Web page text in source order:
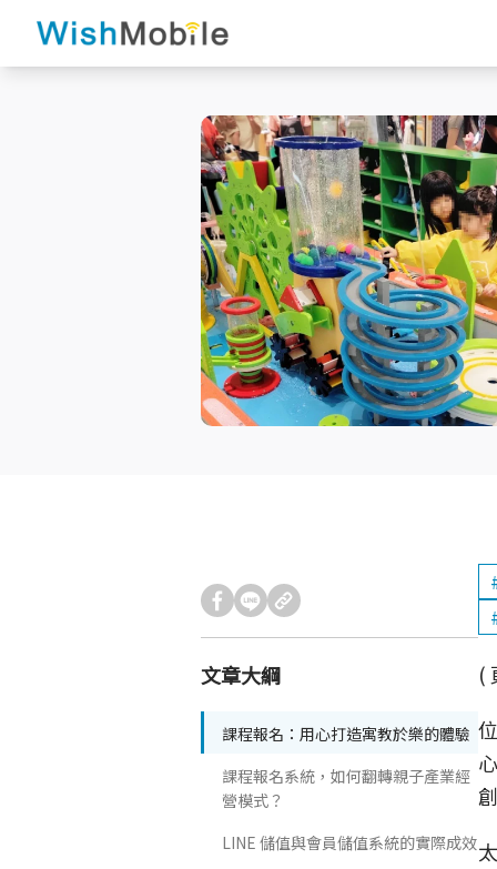
文章大綱
課程報名：用心打造寓教於樂的體驗
課程報名系統，如何翻轉親子產業經
營模式？
LINE 儲值與會員儲值系統的實際成效
(